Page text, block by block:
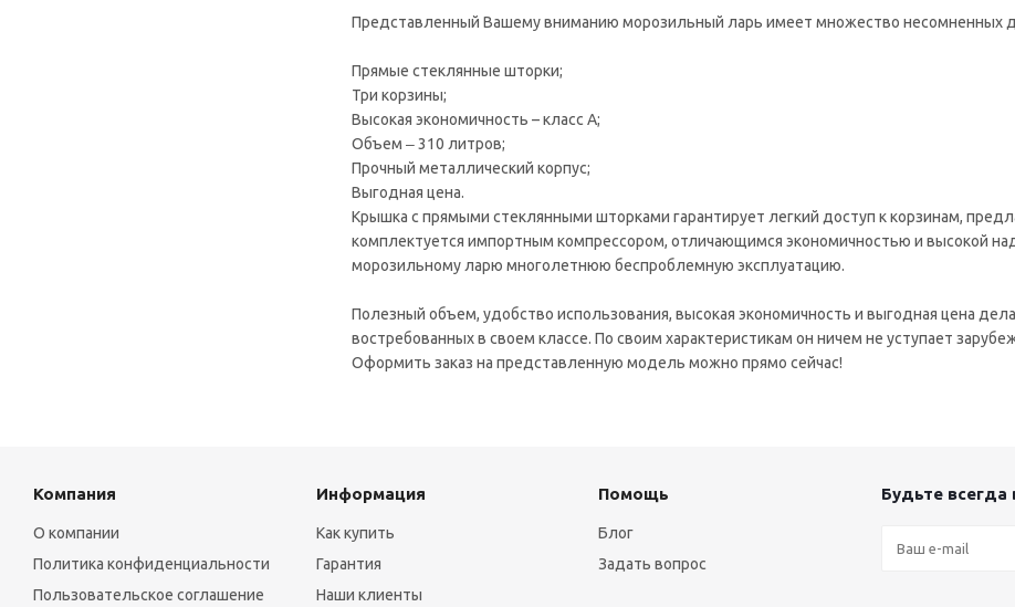
Представленный Вашему вниманию морозильный ларь имеет множество несомненных
Прямые стеклянные шторки;
Три корзины;
Высокая экономичность – класс А;
Объем ‒ 310 литров;
Прочный металлический корпус;
Выгодная цена.
Крышка с прямыми стеклянными шторками гарантирует легкий доступ к корзинам,
комплектуется импортным компрессором, отличающимся экономичностью и высокой
морозильному ларю многолетнюю беспроблемную эксплуатацию.
Полезный объем, удобство использования, высокая экономичность и выгодная цена
востребованных в своем классе. По своим характеристикам он ничем не уступает
Оформить заказ на представленную модель можно прямо сейчас!
Компания
О компании
Политика конфиденциальности
Пользовательское соглашение
Информация
Как купить
Гарантия
Наши клиенты
Помощь
Блог
Задать вопрос
Будьте всегда